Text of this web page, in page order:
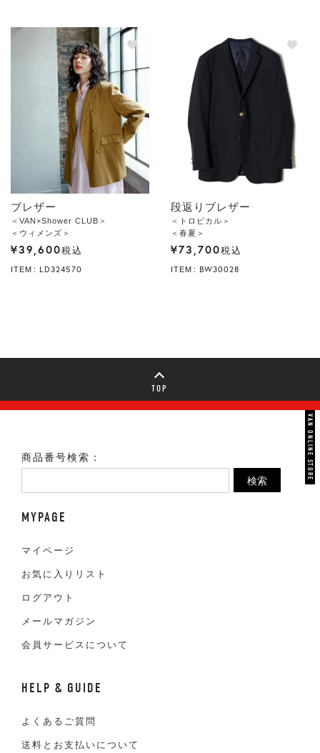
ブレザー
＜VAN×Shower CLUB＞
＜ウィメンズ＞
¥39,600税込
ITEM LD324570
段返りブレザー
＜トロピカル＞
＜春夏＞
¥73,700税込
ITEM BW30028
TOP
商品番号検索：
検索
MYPAGE
マイページ
お気に入りリスト
ログアウト
メールマガジン
会員サービスについて
HELP & GUIDE
よくあるご質問
送料とお支払いについて
VAN ONLINE STORE